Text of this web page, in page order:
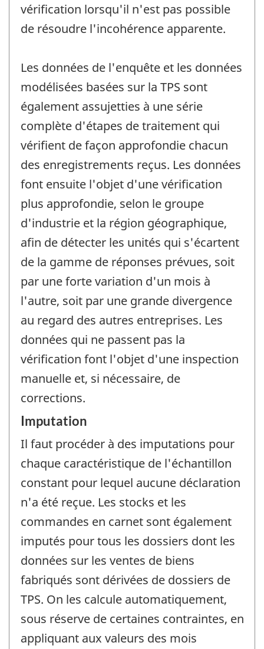
vérification lorsqu'il n'est pas possible
de résoudre l'incohérence apparente.
Les données de l'enquête et les données
modélisées basées sur la TPS sont
également assujetties à une série
complète d'étapes de traitement qui
vérifient de façon approfondie chacun
des enregistrements reçus. Les données
font ensuite l'objet d'une vérification
plus approfondie, selon le groupe
d'industrie et la région géographique,
afin de détecter les unités qui s'écartent
de la gamme de réponses prévues, soit
par une forte variation d'un mois à
l'autre, soit par une grande divergence
au regard des autres entreprises. Les
données qui ne passent pas la
vérification font l'objet d'une inspection
manuelle et, si nécessaire, de
corrections.
Imputation
Il faut procéder à des imputations pour
chaque caractéristique de l'échantillon
constant pour lequel aucune déclaration
n'a été reçue. Les stocks et les
commandes en carnet sont également
imputés pour tous les dossiers dont les
données sur les ventes de biens
fabriqués sont dérivées de dossiers de
TPS. On les calcule automatiquement,
sous réserve de certaines contraintes, en
appliquant aux valeurs des mois